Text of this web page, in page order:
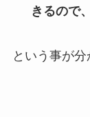
きるので
という事が分